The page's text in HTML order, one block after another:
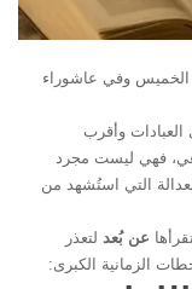
الخميس وفي عاشوراء
وأقرب
فهي ليست مجرد
التي استُشهد من
عن بُعد لتعذر
الزمانية الكبرى: